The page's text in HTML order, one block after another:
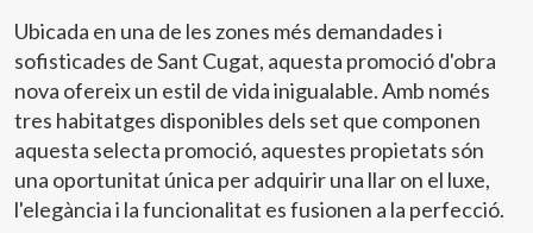
Ubicada en una de les zones més demandades i
sofisticades de Sant Cugat, aquesta promoció d'obra
nova ofereix un estil de vida inigualable. Amb només
tres habitatges disponibles dels set que componen
aquesta selecta promoció, aquestes propietats són
una oportunitat única per adquirir una llar on el luxe,
l'elegància i la funcionalitat es fusionen a la perfecció.